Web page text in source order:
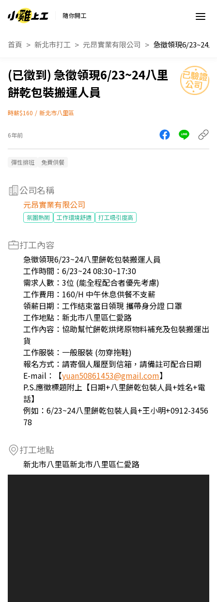
隨你開工
首頁 新北市打工 元昂實業有限公司
急徵領現6/23~24八里
餅乾包裝搬運人員
時薪$160 / 新北市八里區
6年前
彈性排班 免費供餐
公司名稱
元昂實業有限公司
氛圍熱鬧 工作環境舒適 打工吸引度高
打工內容
急徵領現6/23~24八里餅乾包裝搬運人員
工作時間：6/23~24 08:30~17:30
需求人數：3位 (能全程配合者優先考慮)
工作費用：160/H 中午休息供餐不支薪
領薪日期：工作結束當日領現 攜帶身分證 口罩
工作地點：新北市八里區仁愛路
工作內容：協助幫忙餅乾烘烤原物料補充及包裝搬運出
貨
工作服裝：一般服裝 (勿穿拖鞋)
報名方式：請寄個人履歷到信箱，請備註可配合日期
E-mail：【yuan50861453@gmail.com】
P.S.應徵標題附上【日期+八里餅乾包裝人員+姓名+電
話】
例如：6/23~24八里餅乾包裝人員+王小明+0912-3456
78
打工地點
新北市八里區新北市八里區仁愛路